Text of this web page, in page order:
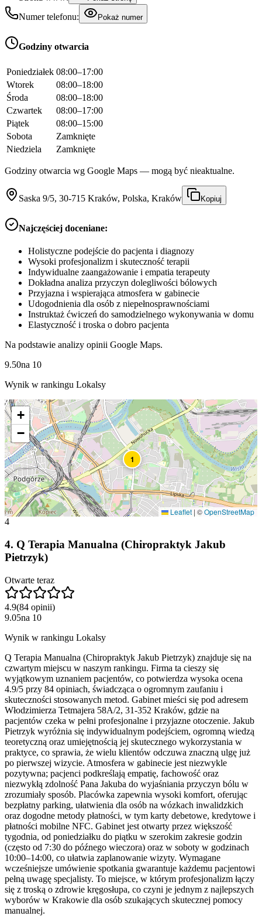
Numer telefonu: Pokaż numer
Godziny otwarcia
Poniedziałek 08:00–17:00
Wtorek
08:00–18:00
Środa
08:00–18:00
Czwartek
08:00–17:00
Piątek
08:00–15:00
Sobota
Zamknięte
Niedziela
Zamknięte
Godziny otwarcia wg Google Maps — mogą być nieaktualne.
Saska 9/5, 30-715 Kraków, Polska, Kraków Kopiuj
Najczęściej doceniane:
Holistyczne podejście do pacjenta i diagnozy
Wysoki profesjonalizm i skuteczność terapii
Indywidualne zaangażowanie i empatia terapeuty
Dokładna analiza przyczyn dolegliwości bólowych
Przyjazna i wspierająca atmosfera w gabinecie
Udogodnienia dla osób z niepełnosprawnościami
Instruktaż ćwiczeń do samodzielnego wykonywania w domu
Elastyczność i troska o dobro pacjenta
Na podstawie analizy opinii Google Maps.
9.50na 10
Wynik w rankingu Lokalsy
1
+
−
Leaflet | ©OpenStreetMap
4
4. Q Terapia Manualna (Chiropraktyk Jakub
Pietrzyk)
Otwarte teraz
4.9(84 opinii)
9.05na 10
Wynik w rankingu Lokalsy
Q Terapia Manualna (Chiropraktyk Jakub Pietrzyk) znajduje się na
czwartym miejscu w naszym rankingu. Firma ta cieszy się
wyjątkowym uznaniem pacjentów, co potwierdza wysoka ocena
4.9/5 przy 84 opiniach, świadcząca o ogromnym zaufaniu i
skuteczności stosowanych metod. Gabinet mieści się pod adresem
Włodzimierza Tetmajera 58A/2, 31-352 Kraków, gdzie na
pacjentów czeka w pełni profesjonalne i przyjazne otoczenie. Jakub
Pietrzyk wyróżnia się indywidualnym podejściem, ogromną wiedzą
teoretyczną oraz umiejętnością jej skutecznego wykorzystania w
praktyce, co sprawia, że wielu klientów odczuwa znaczną ulgę już
po pierwszej wizycie. Atmosfera w gabinecie jest niezwykle
pozytywna; pacjenci podkreślają empatię, fachowość oraz
niezwykłą zdolność Pana Jakuba do wyjaśniania przyczyn bólu w
zrozumiały sposób. Placówka zapewnia wysoki komfort, oferując
bezpłatny parking, ułatwienia dla osób na wózkach inwalidzkich
oraz dogodne metody płatności, w tym karty debetowe, kredytowe i
płatności mobilne NFC. Gabinet jest otwarty przez większość
tygodnia, od poniedziałku do piątku w szerokim zakresie godzin
(często od 7:30 do późnego wieczora) oraz w soboty w godzinach
10:00–14:00, co ułatwia zaplanowanie wizyty. Wymagane
wcześniejsze umówienie spotkania gwarantuje każdemu pacjentowi
pełną uwagę specjalisty. To miejsce, w którym profesjonalizm łączy
się z troską o zdrowie kręgosłupa, co czyni je jednym z najlepszych
wyborów w Krakowie dla osób szukających skutecznej pomocy
manualnej.